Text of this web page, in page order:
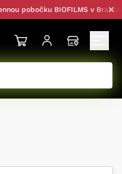
pobočku BIOFILMS v